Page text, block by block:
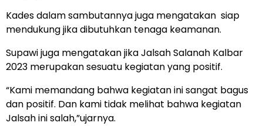
Kades dalam sambutannya juga mengatakan siap
mendukung jika dibutuhkan tenaga keamanan.
Supawi juga mengatakan jika Jalsah Salanah Kalbar
2023 merupakan sesuatu kegiatan yang positif.
“Kami memandang bahwa kegiatan ini sangat bagus
dan positif. Dan kami tidak melihat bahwa kegiatan
Jalsah ini salah,”ujarnya.